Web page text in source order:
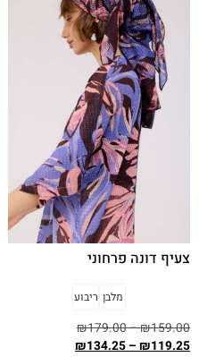
צעיף דונה פרחוני
מלבן ריבוע
₪159.00
–
₪179.00
₪119.25
–
₪134.25